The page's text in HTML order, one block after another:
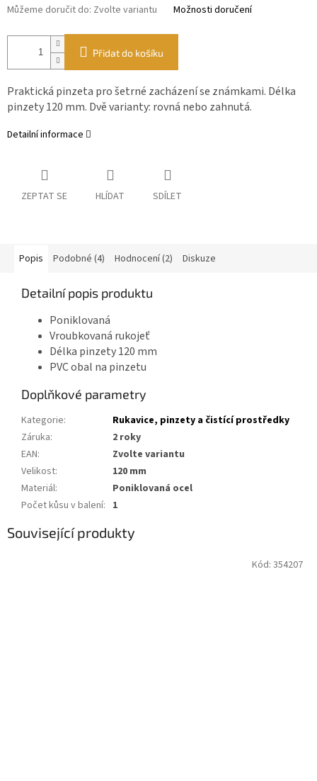
Můžeme doručit do: Zvolte variantu Možnosti doručení
Přidat do košíku
Praktická pinzeta pro šetrné zacházení se známkami. Délka
pinzety 120 mm. Dvě varianty: rovná nebo zahnutá.
Detailní informace
ZEPTAT SE HLÍDAT SDÍLET
Popis Podobné (4) Hodnocení (2) Diskuze
Detailní popis produktu
Poniklovaná
Vroubkovaná rukojeť
Délka pinzety 120 mm
PVC obal na pinzetu
Doplňkové parametry
Kategorie:
Rukavice, pinzety a čistící prostředky
Záruka:
2 roky
EAN:
Zvolte variantu
Velikost:
120 mm
Materiál:
Poniklovaná ocel
Počet kůsu v balení: 1
Související produkty
Kód: 354207